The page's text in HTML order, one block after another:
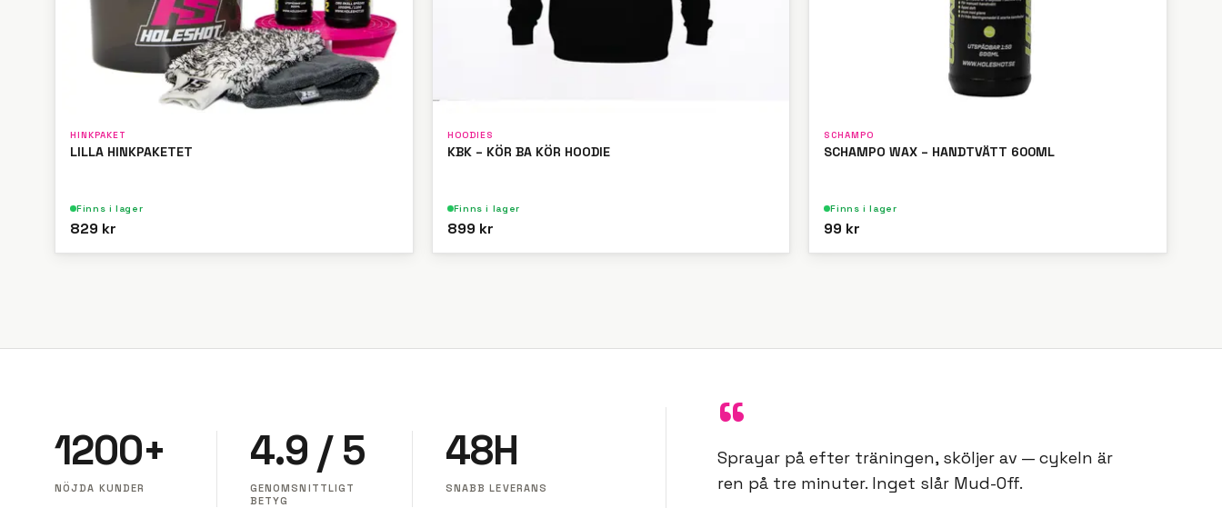
HINKPAKET
LILLA HINKPAKETET
Finns i lager
829 kr
HOODIES
KBK – KÖR BA KÖR HOODIE
Finns i lager
899 kr
SCHAMPO
SCHAMPO WAX – HANDTVÄTT 600ML
Finns i lager
99 kr
1200+
NÖJDA KUNDER
4.9 / 5
GENOMSNITTLIGT
BETYG
48H
SNABB LEVERANS
“
Sprayar på efter träningen, sköljer av — cykeln är
ren på tre minuter. Inget slår Mud-Off.